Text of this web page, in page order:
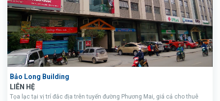
Bảo Long Building
LIÊN HỆ
Tọa lạc tại vị trí đắc địa trên tuyến đường Phương Mai, giá cả cho thuê